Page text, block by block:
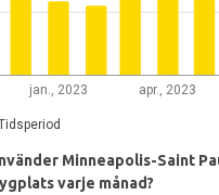
jan., 2023 apr., 2023
Minneapolis-Saint
varje månad?